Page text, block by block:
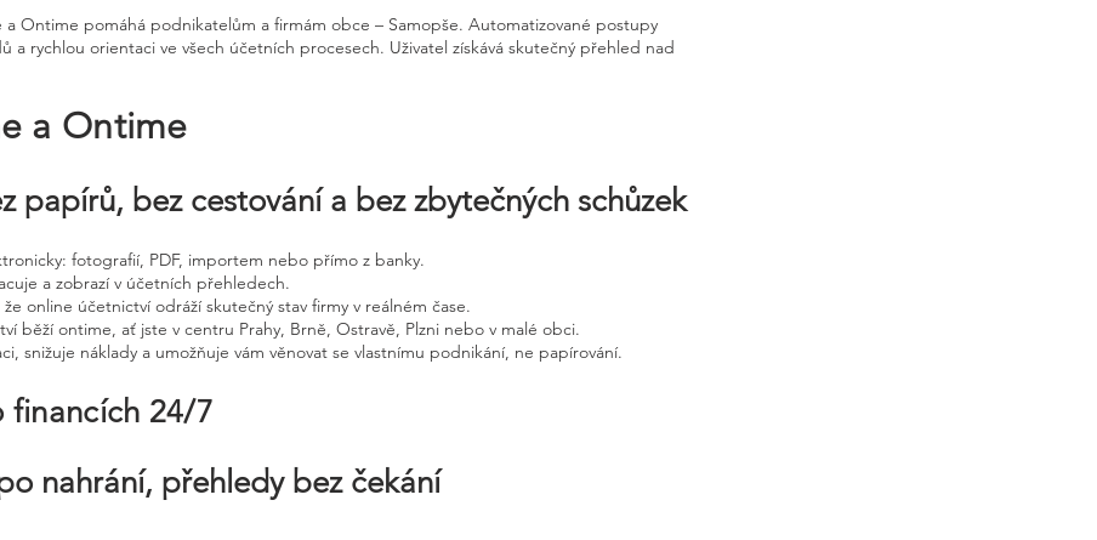
Ontime pomáhá podnikatelům a firmám obce – Samopše. Automatizované postupy
rychlou orientaci ve všech účetních procesech. Uživatel získává skutečný přehled nad
a Ontime
papírů, bez cestování a bez zbytečných schůzek
fotografií, PDF, importem nebo přímo z banky.
a zobrazí v účetních přehledech.
online účetnictví odráží skutečný stav firmy v reálném čase.
běží ontime, ať jste v centru Prahy, Brně, Ostravě, Plzni nebo v malé obci.
snižuje náklady a umožňuje vám věnovat se vlastnímu podnikání, ne papírování.
24/7
nahrání, přehledy bez čekání